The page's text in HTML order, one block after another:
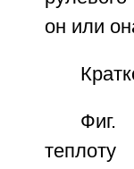
он или
Фиг.